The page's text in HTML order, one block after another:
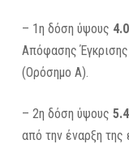
– 1η δόση ύψους
Απόφασης
(Ορόσημο Α).
– 2η δόση ύψους
από την έναρξη της